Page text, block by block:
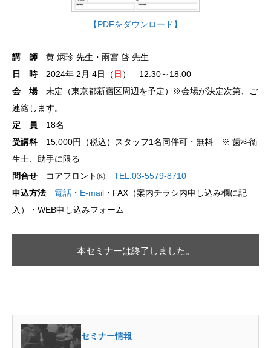
【PDFをダウンロード】
講 師 黄 炳珍 先生・雨宮 啓 先生
日 時2024年 2月 4日（ 日 ） 12:30～18:00
会 場未定（東京都新宿区周辺を予定）※会場が決定次第、ご
連絡します。
定 員 18名
受講料15,000円（税込）スタッフ1名同伴可・無料 ※ 歯科衛
生士、助手に限る
問合せ コアフロント㈱ TEL:03-5579-8710
申込方法
電話 ・ E-mail ・FAX（案内チラシ内申し込み欄に記
入）・WEB申し込みフォーム
本セミナーは終了しました。
セミナー情報